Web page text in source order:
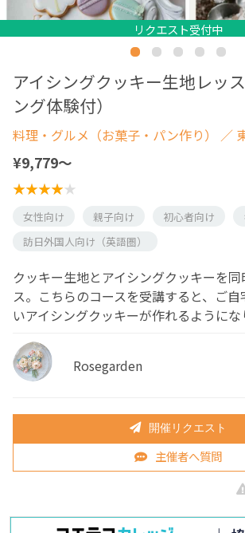
リクエスト受付中
リクエスト受付中
リクエスト受付中
リクエスト受付中
リクエスト受付中
リクエスト受付中
アイシングクッキー生地レッ
ング体験付）
料理・グルメ（お菓子・パン作り） ／
¥9,779〜
女性向け 親子向け 初心者向け
訪日外国人向け（英語圏）
クッキー生地とアイシングクッキーを
ス。こちらのコースを受講すると、ご
いアイシングクッキーが作れるようにな
Rosegarden
開催リクエスト
主催者へ質問